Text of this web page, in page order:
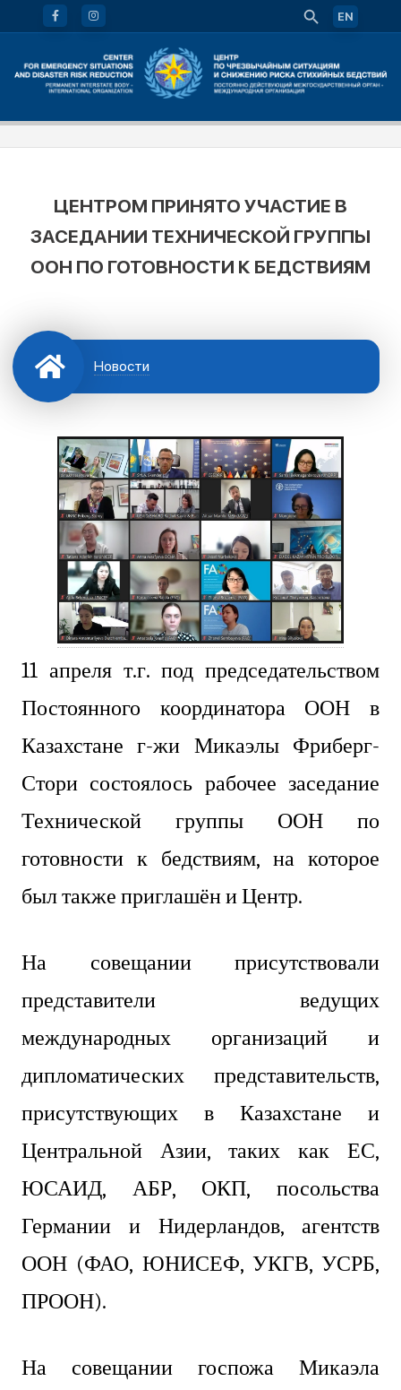
EN
ЦЕНТРОМ ПРИНЯТО УЧАСТИЕ В
ЗАСЕДАНИИ ТЕХНИЧЕСКОЙ ГРУППЫ
ООН ПО ГОТОВНОСТИ К БЕДСТВИЯМ
Новости
11 апреля т.г. под председательством
Постоянного координатора ООН в
Казахстане г-жи Микаэлы Фриберг-
Стори состоялось рабочее заседание
Технической группы ООН по
готовности к бедствиям, на которое
был также приглашён и Центр.
На совещании присутствовали
представители ведущих
международных организаций и
дипломатических представительств,
присутствующих в Казахстане и
Центральной Азии, таких как ЕС,
ЮСАИД, АБР, ОКП, посольства
Германии и Нидерландов, агентств
ООН (ФАО, ЮНИСЕФ, УКГВ, УСРБ,
ПРООН).
На совещании госпожа Микаэла